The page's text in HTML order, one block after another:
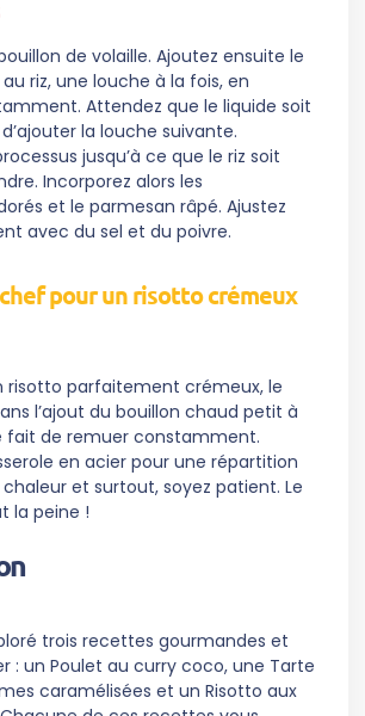
de volaille. Ajoutez ensuite le
riz, une louche à la fois, en
Attendez que le liquide soit
la louche suivante.
jusqu’à ce que le riz soit
Incorporez alors les
et le parmesan râpé. Ajustez
avec du sel et du poivre.
pour un risotto crémeux
risotto parfaitement crémeux, le
l’ajout du bouillon chaud petit à
fait de remuer constamment.
en acier pour une répartition
et surtout, soyez patient. Le
la peine !
trois recettes gourmandes et
: un Poulet au curry coco, une Tarte
caramélisées et un Risotto aux